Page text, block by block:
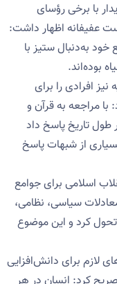
با برخی رؤسای
عفیفانه اظهار داشت:
به‌دنبال ستیز با
بوده‌اند.
نیز افرادی را برای
مراجعه به قرآن و
تاریخ پاسخ داد
از شبهات پاسخ
اسلامی برای جوامع
سیاسی، نظامی،
تحول کرد و این موضوع
لازم برای دانش‌افزایی